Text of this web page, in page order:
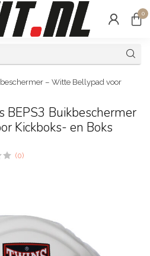
0
– Witte Bellypad voor
BEPS3 Buikbeschermer
Kickboks- en Boks
(0)